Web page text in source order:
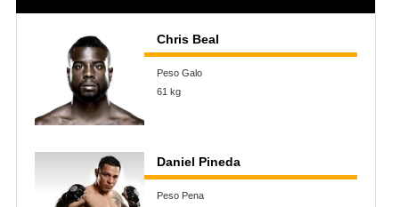
Chris Beal
Peso Galo
61 kg
Daniel Pineda
Peso Pena